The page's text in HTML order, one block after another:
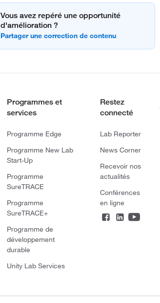
Vous avez repéré une opportunité
d'amélioration ?
Programmes et
services
Programme Edge
Programme New Lab
Start-Up
Programme
SureTRACE
Programme
SureTRACE+
Programme de
développement
durable
Unity Lab Services
Restez
connecté
Lab Reporter
News Corner
Recevoir nos
actualités
Conférences
en ligne